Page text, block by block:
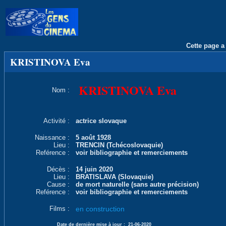
Cette page
KRISTINOVA Eva
Nom : KRISTINOVA Eva
Activité : actrice slovaque
Naissance :
5 août 1928
Lieu :
TRENCIN (Tchécoslovaquie)
Reférence :
voir bibliographie et remerciements
Décès :
14 juin 2020
Lieu :
BRATISLAVA (Slovaquie)
Cause :
de mort naturelle (sans autre précision)
Reférence :
voir bibliographie et remerciements
Films : en construction
Date de dernière mise à jour : 21-06-2020